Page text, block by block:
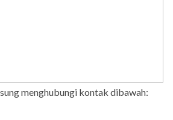
menghubungi kontak dibawah: